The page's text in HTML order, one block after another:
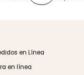
0% Interés